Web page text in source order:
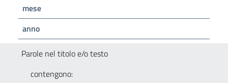
mese
anno
Parole nel titolo e/o testo
contengono: